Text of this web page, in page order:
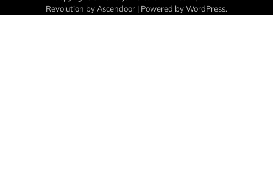
Revolution byAscendoor | Powered byWordPress.